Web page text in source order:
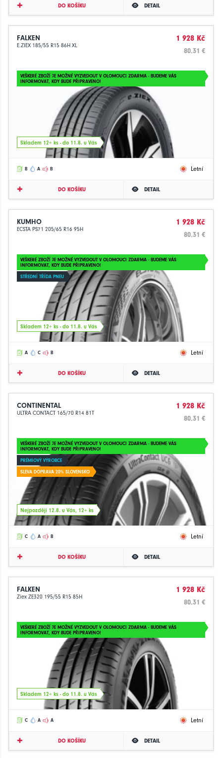
DO KOŠÍKU DETAIL
FALKEN
E.ZIEX 185/55 R15 86H XL
1 928 Kč
80.31 €
VEŠKERÉ ZBOŽÍ JE MOŽNÉ VYZVEDOUT V OLOMOUCI ZDARMA - BUDEME VÁS
INFORMOVAT, KDY BUDE PŘIPRAVENO!
Skladem 12+ ks - do 11.8. u Vás
B A B Letní
DO KOŠÍKU DETAIL
KUMHO
ECSTA PS71 205/65 R16 95H
1 928 Kč
80.31 €
VEŠKERÉ ZBOŽÍ JE MOŽNÉ VYZVEDOUT V OLOMOUCI ZDARMA - BUDEME VÁS
INFORMOVAT, KDY BUDE PŘIPRAVENO!
STŘEDNÍ TŘÍDA PNEU
Skladem 12+ ks - do 11.8. u Vás
A C B Letní
DO KOŠÍKU DETAIL
CONTINENTAL
ULTRA CONTACT 165/70 R14 81T
1 928 Kč
80.31 €
VEŠKERÉ ZBOŽÍ JE MOŽNÉ VYZVEDOUT V OLOMOUCI ZDARMA - BUDEME VÁS
INFORMOVAT, KDY BUDE PŘIPRAVENO!
PRÉMIOVÝ VÝROBCE
SLEVA DOPRAVA 20% SLOVENSKO
Nejpozději 12.8. u Vás, 12+ ks
C A B Letní
DO KOŠÍKU DETAIL
FALKEN
Ziex ZE320 195/55 R15 85H
1 928 Kč
80.31 €
VEŠKERÉ ZBOŽÍ JE MOŽNÉ VYZVEDOUT V OLOMOUCI ZDARMA - BUDEME VÁS
INFORMOVAT, KDY BUDE PŘIPRAVENO!
Skladem 12+ ks - do 11.8. u Vás
C A A Letní
DO KOŠÍKU DETAIL